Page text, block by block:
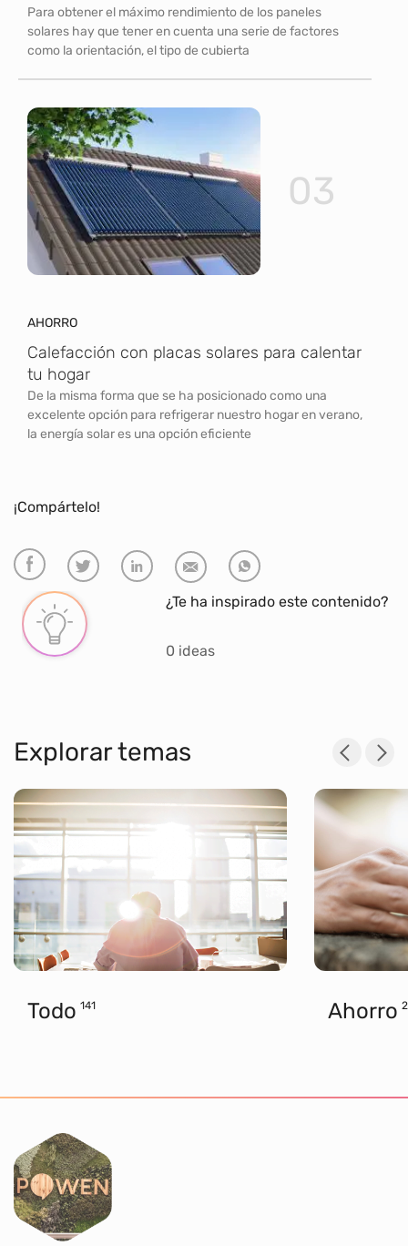
Para obtener el máximo rendimiento de los paneles
solares hay que tener en cuenta una serie de factores
como la orientación, el tipo de cubierta
03
AHORRO
Calefacción con placas solares para calentar
tu hogar
De la misma forma que se ha posicionado como una
excelente opción para refrigerar nuestro hogar en verano,
la energía solar es una opción eficiente
¡Compártelo!
¿Te ha inspirado este contenido?
0 ideas
Explorar temas
Todo 141 Ahorro